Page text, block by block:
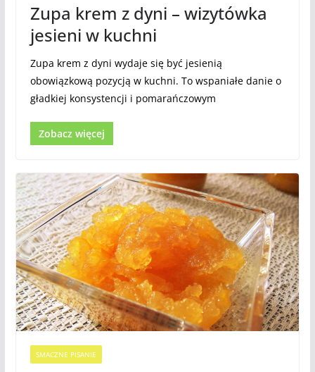
Zupa krem z dyni – wizytówka
jesieni w kuchni
Zupa krem z dyni wydaje się być jesienią
obowiązkową pozycją w kuchni. To wspaniałe danie o
gładkiej konsystencji i pomarańczowym
Zobacz więcej
SMACZNE PISANIE